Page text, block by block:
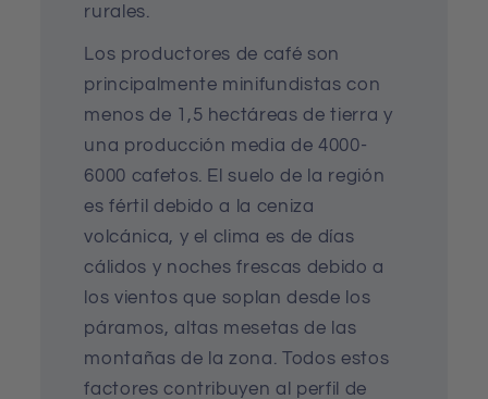
rurales.
Los productores de café son
principalmente minifundistas con
menos de 1,5 hectáreas de tierra y
una producción media de 4000-
6000 cafetos. El suelo de la región
es fértil debido a la ceniza
volcánica, y el clima es de días
cálidos y noches frescas debido a
los vientos que soplan desde los
páramos, altas mesetas de las
montañas de la zona. Todos estos
factores contribuyen al perfil de